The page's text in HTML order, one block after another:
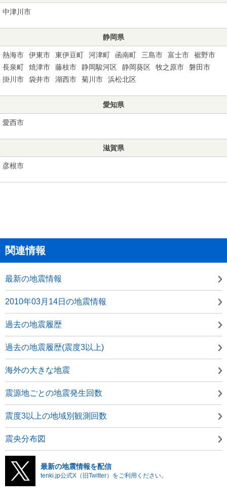
中津川市
静岡県
熱海市 伊東市 東伊豆町 河津町 函南町 三島市 富士市
裾野市
長泉町
焼津市 藤枝市 静岡駿河区 静岡葵区 牧之原市
磐田市
掛川市
袋井市 湖西市 菊川市 浜松北区
愛知県
愛西市
滋賀県
彦根市
関連情報
最新の地震情報
2010年03月14日の地震情報
過去の地震履歴
過去の地震履歴(震度3以上)
海外の大きな地震
震源地ごとの地震発生回数
震度3以上の地域別観測回数
震央分布図
最新の地震情報を配信
tenki.jp公式X（旧Twitter）をご利用ください。